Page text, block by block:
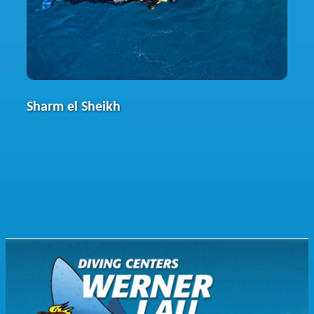
Hotel in der Region Sharm el Sheikh ab und
bringen Euch nach Tauchtag auch wieder
zurück.
Sharm el Sheikh